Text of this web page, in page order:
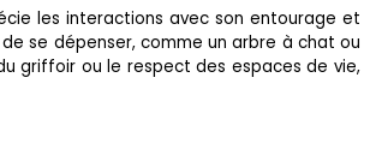
les interactions avec son entourage et
se dépenser, comme un arbre à chat ou
griffoir ou le respect des espaces de vie,